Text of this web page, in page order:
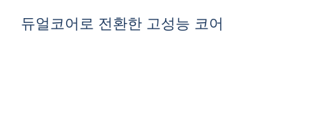
듀얼코어로 전환한 고성능 코어